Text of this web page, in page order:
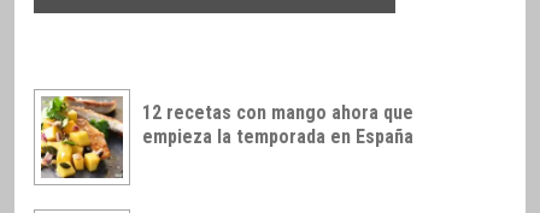
12 recetas con mango ahora que
empieza la temporada en España